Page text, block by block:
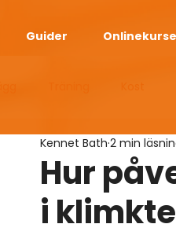
Guider
Bodyweight Diet App
Hur
i
Kennet Bath 2 min